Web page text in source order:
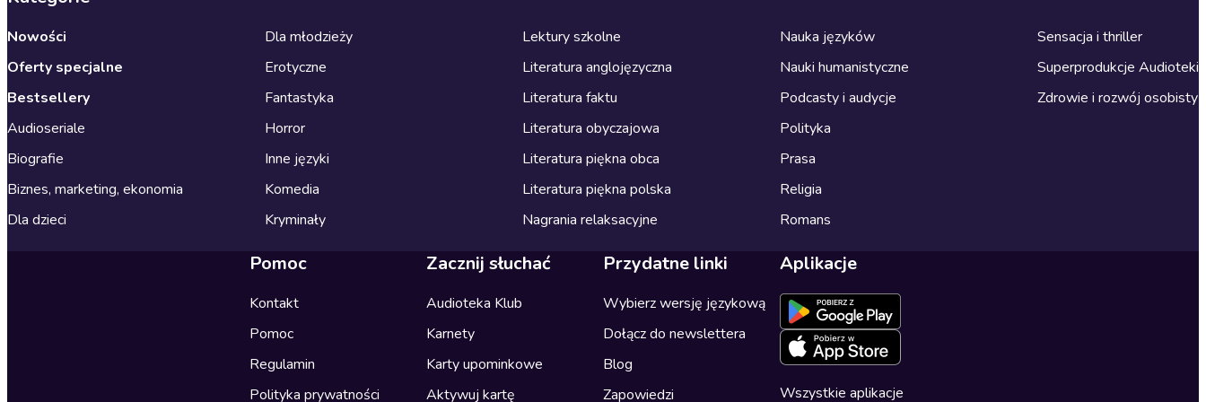
Nowości
Oferty specjalne
Bestsellery
Audioseriale
Biografie
Biznes, marketing, ekonomia
Dla dzieci
Dla młodzieży
Erotyczne
Fantastyka
Horror
Inne języki
Komedia
Kryminały
Lektury szkolne
Literatura anglojęzyczna
Literatura faktu
Literatura obyczajowa
Literatura piękna obca
Literatura piękna polska
Nagrania relaksacyjne
Nauka języków
Nauki humanistyczne
Podcasty i audycje
Polityka
Prasa
Religia
Romans
Sensacja i thriller
Superprodukcje Audioteki
Zdrowie i rozwój osobisty
Pomoc
Kontakt
Pomoc
Regulamin
Polityka prywatności
Zacznij słuchać
Audioteka Klub
Karnety
Karty upominkowe
Aktywuj kartę
Przydatne linki
Wybierz wersję językową
Dołącz do newslettera
Blog
Zapowiedzi
Aplikacje
Wszystkie aplikacje